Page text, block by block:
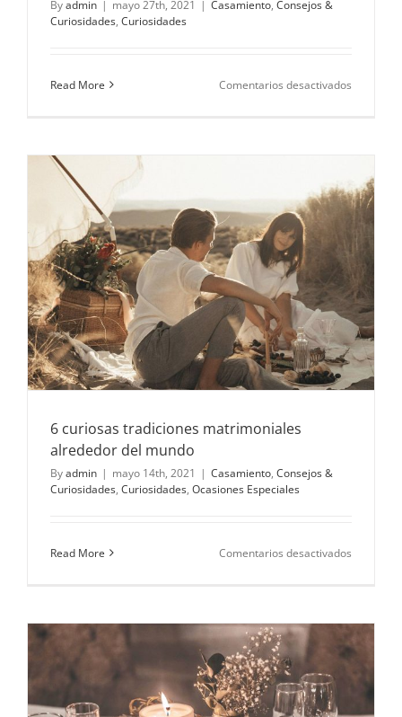
Byadmin | mayo 27th, 2021 | Casamiento, Consejos &
Curiosidades, Curiosidades
Read More Comentarios desactivados
Bodas:
Un
vínculo
amor
6 curiosas tradiciones matrimoniales
alrededor del mundo
Byadmin | mayo 14th, 2021 | Casamiento, Consejos &
Curiosidades, Curiosidades, Ocasiones Especiales
Read More Comentarios desactivados
del